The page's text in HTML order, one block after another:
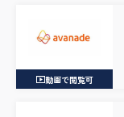
動画で閲覧可